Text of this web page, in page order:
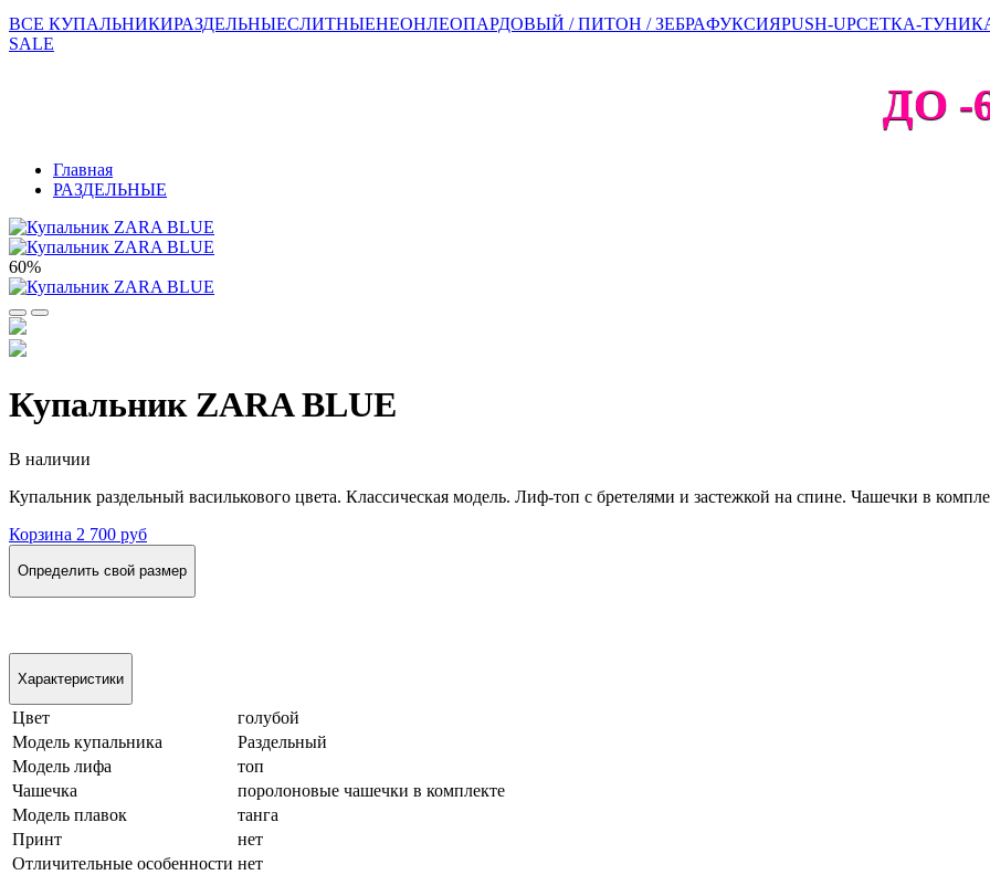
ВСЕ КУПАЛЬНИКИРАЗДЕЛЬНЫЕСЛИТНЫЕНЕОНЛЕОПАРДОВЫЙ / ПИТОН / ЗЕБРАФУКСИЯPUSH-UPСЕТКА-
SALE
ДО -
Главная
РАЗДЕЛЬНЫЕ
60%
Купальник ZARA BLUE
В наличии
Купальник раздельный василькового цвета. Классическая модель. Лиф-топ с бретелями и застежкой на спине. Чашечки в
Корзина 2 700 руб
Определить свой размер
Характеристики
Цвет
голубой
Модель купальника
Раздельный
Модель лифа
топ
Чашечка
поролоновые чашечки в комплекте
Модель плавок
танга
Принт
нет
Отличительные особенности нет